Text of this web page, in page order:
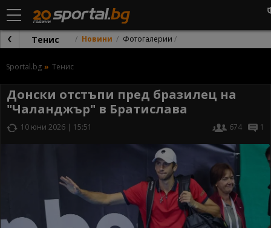
Тенис Новини Фотогалерии
Sportal.bg Тенис
Донски отстъпи пред бразилец на
"Чаланджър" в Братислава
10 юни 2026 | 15:51 674 1